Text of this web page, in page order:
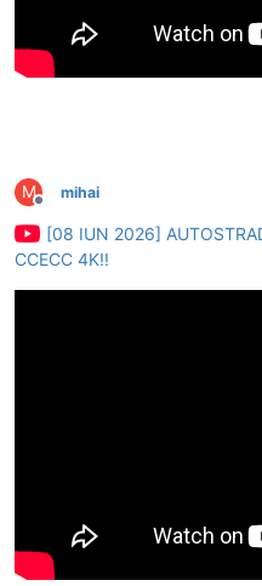
M
Deconectat
mihai
[08 IUN 2026]
CCECC 4K!!